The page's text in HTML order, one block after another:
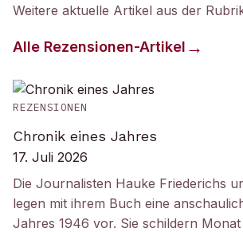
Weitere aktuelle Artikel aus der
Alle Rezensionen-Artikel
REZENSIONEN
Chronik eines Jahres
17. Juli 2026
Die Journalisten Hauke Friederichs
legen mit ihrem Buch eine
Jahres 1946 vor. Sie schildern